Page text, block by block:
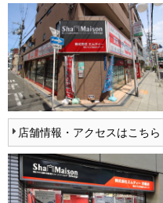
店舗情報・アクセスはこちら